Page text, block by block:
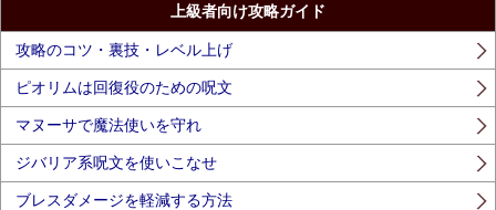
上級者向け攻略ガイド
攻略のコツ・裏技・レベル上げ
ピオリムは回復役のための呪文
マヌーサで魔法使いを守れ
ジバリア系呪文を使いこなせ
ブレスダメージを軽減する方法